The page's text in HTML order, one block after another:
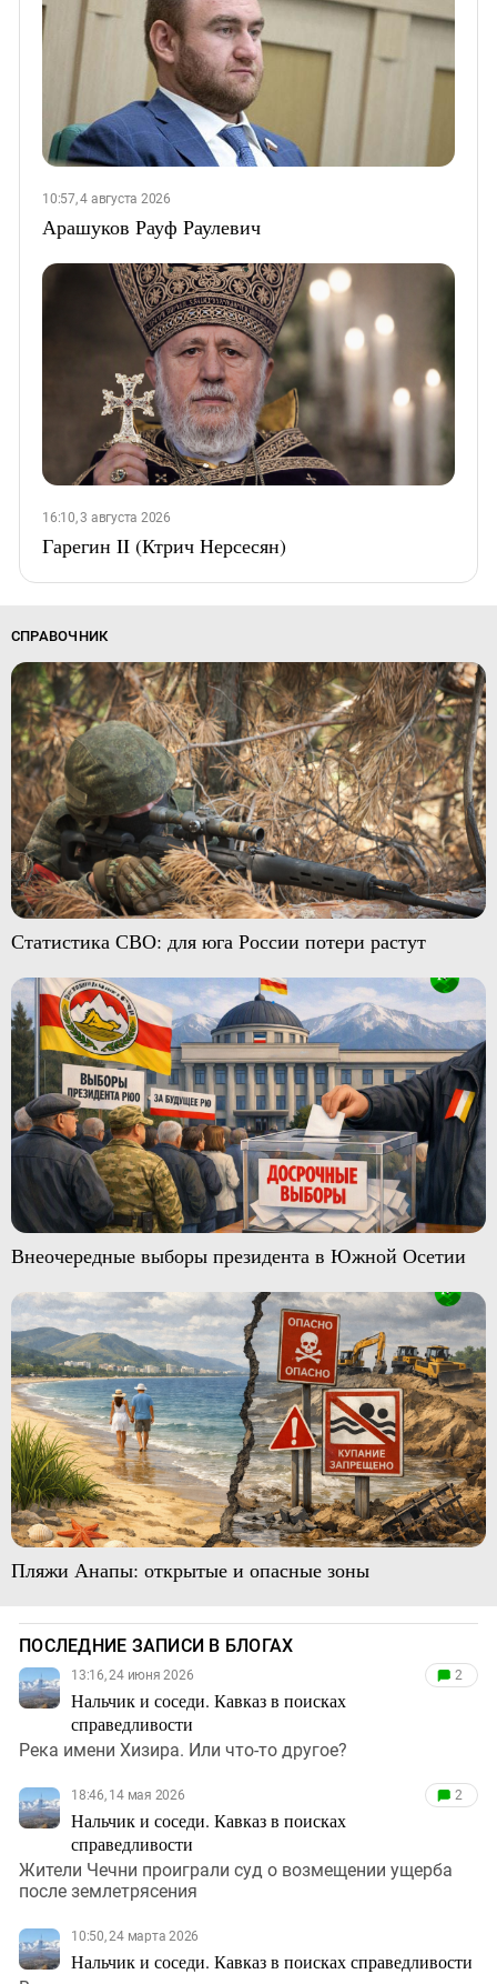
10:57, 4 августа 2026
Арашуков Рауф Раулевич
16:10, 3 августа 2026
Гарегин II (Ктрич Нерсесян)
СПРАВОЧНИК
Статистика СВО: для юга России потери растут
Внеочередные выборы президента в Южной Осетии
Пляжи Анапы: открытые и опасные зоны
ПОСЛЕДНИЕ ЗАПИСИ В БЛОГАХ
13:16, 24 июня 2026
Нальчик и соседи. Кавказ в поисках
справедливости
2
Река имени Хизира. Или что-то другое?
18:46, 14 мая 2026
Нальчик и соседи. Кавказ в поисках
справедливости
2
Жители Чечни проиграли суд о возмещении ущерба
после землетрясения
10:50, 24 марта 2026
Нальчик и соседи. Кавказ в поисках справедливости